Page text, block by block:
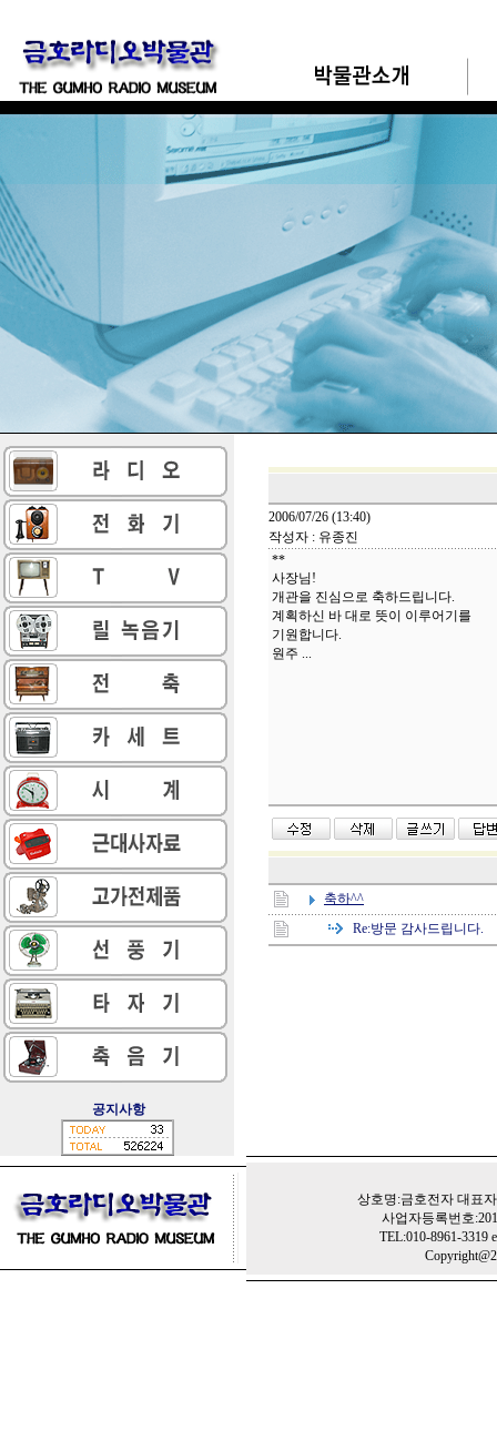
공지사항
2006/07/26 (13:40)
작성자 : 유종진
**
사장님!
개관을 진심으로 축하드립니다.
계획하신 바 대로 뜻이 이루어기를
기원합니다.
원주 ...
축하^^
Re:방문 감사드립니다.
상호명:금호전자 대표
사업자등록번호
TEL:010-8961-3319